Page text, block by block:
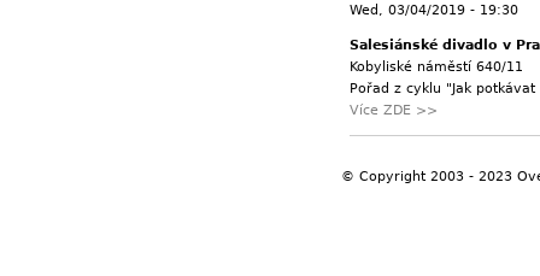
Wed, 03/04/2019 - 19:30
Salesiánské divadlo v
Kobyliské náměstí 640/11
Pořad z cyklu "Jak
Více ZDE >>
© Copyright 2003 - 2023